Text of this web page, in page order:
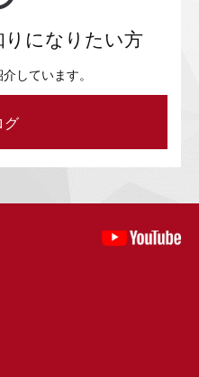
りになりたい方
しています。
グ